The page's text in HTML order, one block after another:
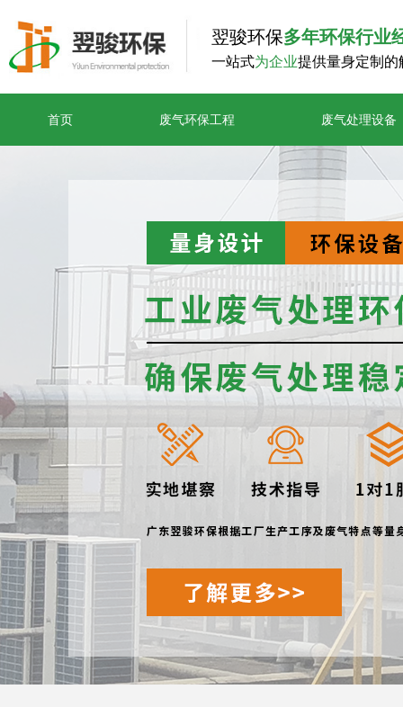
首页 废气环保工程 废气处理设备
翌骏环保多年环保行业
一站式为企业提供量身定制的